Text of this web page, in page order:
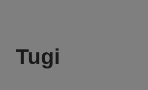
Tugi